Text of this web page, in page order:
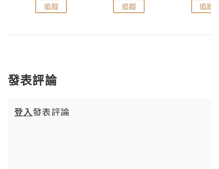
追蹤 追蹤 追蹤
發表評論
登入發表評論